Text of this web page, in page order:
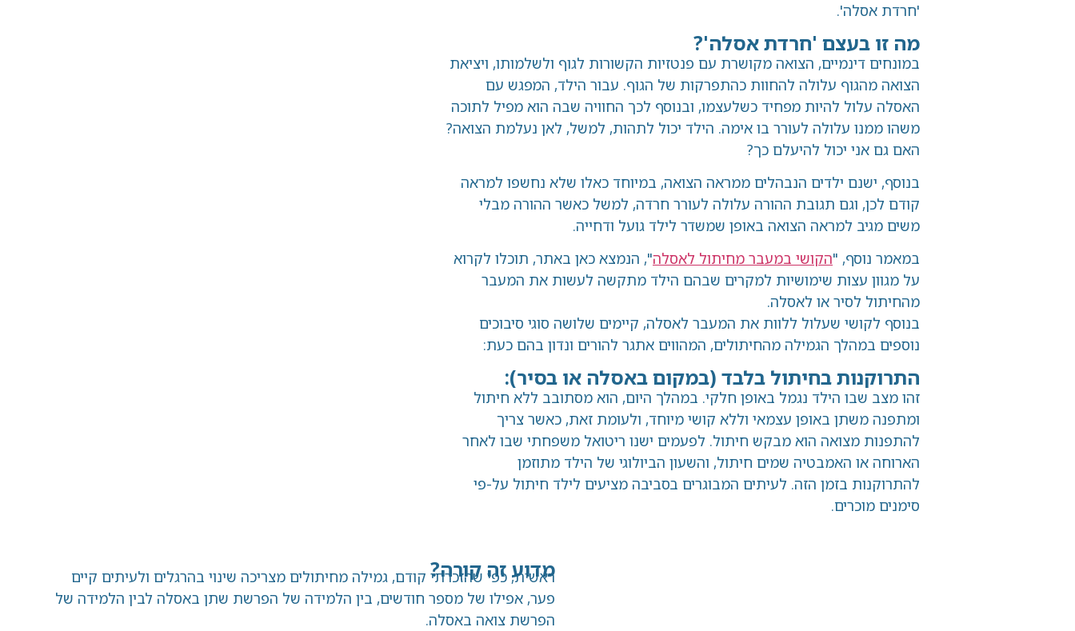
'חרדת אסלה'.
מה זו בעצם 'חרדת אסלה'?
במונחים דינמיים, הצואה מקושרת עם פנטזיות הקשורות לגוף ולשלמותו, ויציאת
הצואה מהגוף עלולה להחוות כהתפרקות של הגוף. עבור הילד, המפגש עם
האסלה עלול להיות מפחיד כשלעצמו, ובנוסף לכך החוויה שבה הוא מפיל לתוכה
משהו ממנו עלולה לעורר בו אימה. הילד יכול לתהות, למשל, לאן נעלמת הצואה?
האם גם אני יכול להיעלם כך?
בנוסף, ישנם ילדים הנבהלים ממראה הצואה, במיוחד כאלו שלא נחשפו למראה
קודם לכן, וגם תגובת ההורה עלולה לעורר חרדה, למשל כאשר ההורה מבלי
משים מגיב למראה הצואה באופן שמשדר לילד גועל ודחייה.
במאמר נוסף, "הקושי במעבר מחיתול לאסלה", הנמצא כאן באתר, תוכלו לקרוא
על מגוון עצות שימושיות למקרים שבהם הילד מתקשה לעשות את המעבר
מהחיתול לסיר או לאסלה.
בנוסף לקושי שעלול ללוות את המעבר לאסלה, קיימים שלושה סוגי סיבוכים
נוספים במהלך הגמילה מהחיתולים, המהווים אתגר להורים ונדון בהם כעת:
התרוקנות בחיתול בלבד (במקום באסלה או בסיר):
זהו מצב שבו הילד נגמל באופן חלקי. במהלך היום, הוא מסתובב ללא חיתול
ומתפנה משתן באופן עצמאי וללא קושי מיוחד, ולעומת זאת, כאשר צריך
להתפנות מצואה הוא מבקש חיתול. לפעמים ישנו ריטואל משפחתי שבו לאחר
הארוחה או האמבטיה שמים חיתול, והשעון הביולוגי של הילד מתוזמן
להתרוקנות בזמן הזה. לעיתים המבוגרים בסביבה מציעים לילד חיתול על-פי
סימנים מוכרים.
מדוע זה קורה?
ראשית, כפי שהזכרתי קודם, גמילה מחיתולים מצריכה שינוי בהרגלים ולעיתים קיים
פער, אפילו של מספר חודשים, בין הלמידה של הפרשת שתן באסלה לבין הלמידה של
הפרשת צואה באסלה.